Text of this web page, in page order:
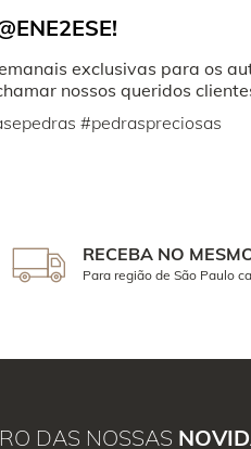
exclusivas para os
nossos queridos
#pedraspreciosas
RECEBA NO
Para região de São Paulo
DAS NOSSAS